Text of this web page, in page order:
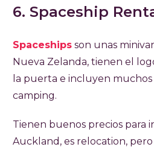
6. Spaceship
Spaceships son unas
Nueva Zelanda, tienen el
la puerta e incluyen muchos
camping.
Tienen buenos precios para
Auckland, es relocation, pero